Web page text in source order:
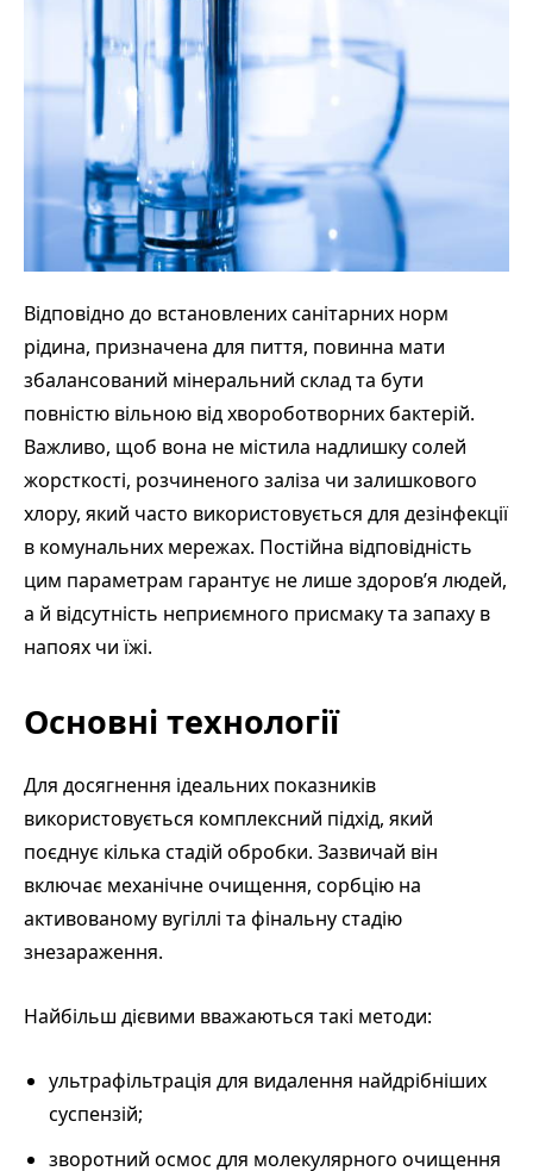
Відповідно до встановлених санітарних норм
рідина, призначена для пиття, повинна мати
збалансований мінеральний склад та бути
повністю вільною від хвороботворних бактерій.
Важливо, щоб вона не містила надлишку солей
жорсткості, розчиненого заліза чи залишкового
хлору, який часто використовується для дезінфекції
в комунальних мережах. Постійна відповідність
цим параметрам гарантує не лише здоров’я людей,
а й відсутність неприємного присмаку та запаху в
напоях чи їжі.
Основні технології
Для досягнення ідеальних показників
використовується комплексний підхід, який
поєднує кілька стадій обробки. Зазвичай він
включає механічне очищення, сорбцію на
активованому вугіллі та фінальну стадію
знезараження.
Найбільш дієвими вважаються такі методи:
ультрафільтрація для видалення найдрібніших
суспензій;
зворотний осмос для молекулярного очищення